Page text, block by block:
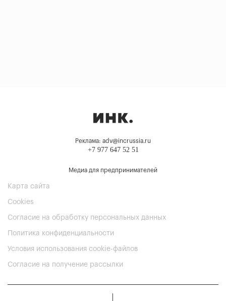
Реклама: adv@incrussia.ru
+7 977 647 52 51
Медиа для предпринимателей
Карта сайта
Cookies
Согласие на обработку персональных данных
Политика конфиденциальности
Условия использования cookie-файлов
Согласие на получение рассылки